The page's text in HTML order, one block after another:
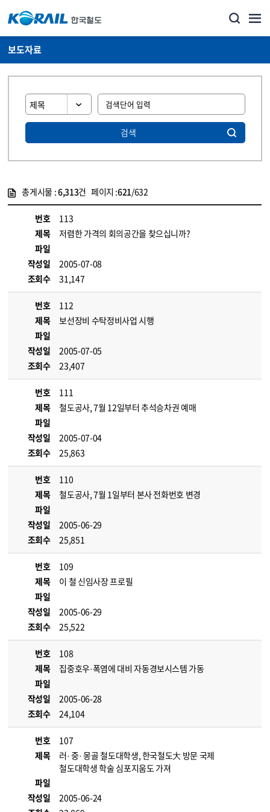
보도자료
검색
총게시물 :6,313건 페이지 :621/632
번호
113
제목
저렴한 가격의 회의공간을 찾으십니까?
파일
작성일
2005-07-08
조회수
31,147
번호
112
제목
보선장비 수탁정비사업 시행
파일
작성일
2005-07-05
조회수
23,407
번호
111
제목
철도공사, 7월 12일부터 추석승차권 예매
파일
작성일
2005-07-04
조회수
25,863
번호
110
제목
철도공사, 7월 1일부터 본사 전화번호 변경
파일
작성일
2005-06-29
조회수
25,851
번호
109
제목
이 철 신임사장 프로필
파일
작성일
2005-06-29
조회수
25,522
번호
108
제목
집중호우·폭염에 대비 자동경보시스템 가동
파일
작성일
2005-06-28
조회수
24,104
번호
107
제목
러· 중· 몽골 철도대학생, 한국철도大 방문 국제
철도대학생 학술 심포지움도 가져
파일
작성일
2005-06-24